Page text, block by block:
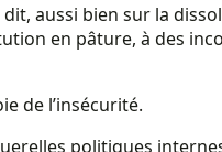
aussi bien sur la
en pâture, à des
de l’insécurité.
politiques